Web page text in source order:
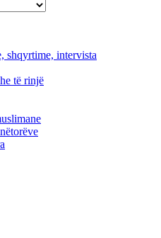
shqyrtime, intervista
të rinjë